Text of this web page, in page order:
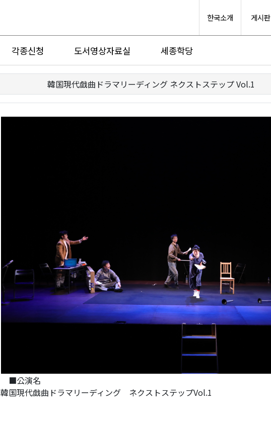
한국소개 게시판
각종신청 도서영상자료실 세종학당
韓国現代戯曲ドラマリーディング ネクストステップ Vol.1
■公演名
韓国現代戯曲ドラマリーディング ネクストステップVol.1